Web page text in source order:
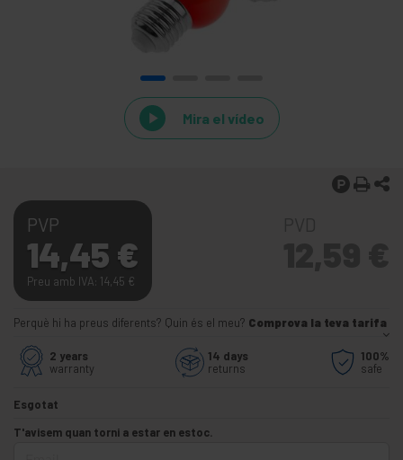
Mira el vídeo
PVP
14,45 €
Preu amb IVA: 14,45 €
Perquè hi ha preus diferents? Quin és el meu? Comprova la teva tarifa
2 years
warranty
14 days
returns
100%
safe
Esgotat
T'avisem quan torni a estar en estoc.